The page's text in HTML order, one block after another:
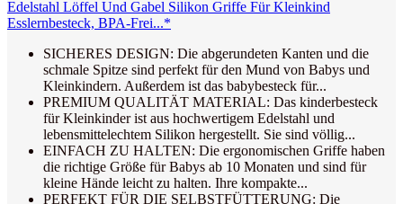
Edelstahl Löffel Und Gabel Silikon Griffe Für Kleinkind
Esslernbesteck, BPA-Frei...*
SICHERES DESIGN: Die abgerundeten Kanten und die
schmale Spitze sind perfekt für den Mund von Babys und
Kleinkindern. Außerdem ist das babybesteck für...
PREMIUM QUALITÄT MATERIAL: Das kinderbesteck
für Kleinkinder ist aus hochwertigem Edelstahl und
lebensmittelechtem Silikon hergestellt. Sie sind völlig...
EINFACH ZU HALTEN: Die ergonomischen Griffe haben
die richtige Größe für Babys ab 10 Monaten und sind für
kleine Hände leicht zu halten. Ihre kompakte...
PERFEKT FÜR DIE SELBSTFÜTTERUNG: Die